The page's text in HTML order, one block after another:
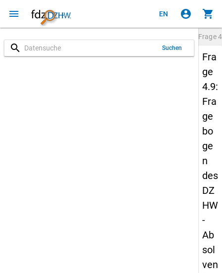
menu EN account_circle shopping_cart
search Suchen
Frage
Fra
ge
4.9:
Fra
ge
bo
ge
n
des
DZ
HW
-
Ab
sol
ven